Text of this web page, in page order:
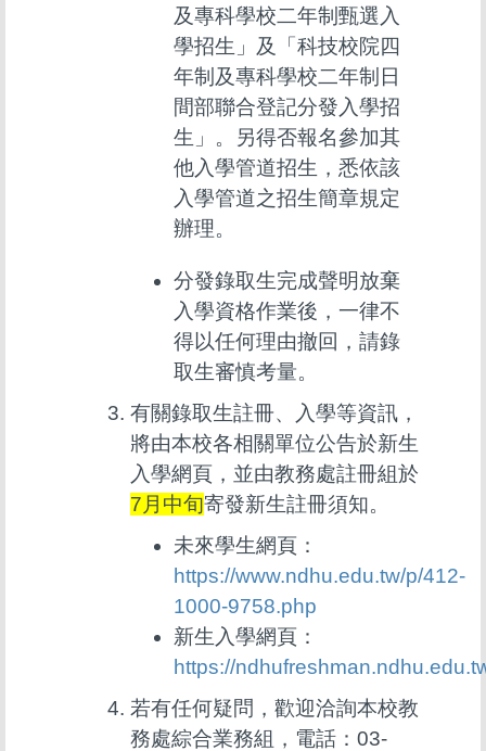
及專科學校二年制甄選入
學招生」及「科技校院四
年制及專科學校二年制日
間部聯合登記分發入學招
生」。另得否報名參加其
他入學管道招生，悉依該
入學管道之招生簡章規定
辦理。
分發錄取生完成聲明放棄
入學資格作業後，一律不
得以任何理由撤回，請錄
取生審慎考量。
有關錄取生註冊、入學等資訊，
將由本校各相關單位公告於新生
入學網頁，並由教務處註冊組於
7月中旬寄發新生註冊須知。
未來學生網頁：
https://www.ndhu.edu.tw/p/412-
1000-9758.php
新生入學網頁：
https://
若有任何疑問，歡迎洽詢本校教
務處綜合業務組，電話：03-